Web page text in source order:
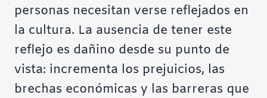
personas necesitan verse reflejados en
la cultura. La ausencia de tener este
reflejo es dañino desde su punto de
vista: incrementa los prejuicios, las
brechas económicas y las barreras que